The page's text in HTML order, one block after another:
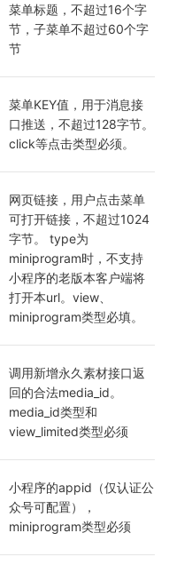
菜单标题，不超过16个字
节，子菜单不超过60个字
节
菜单KEY值，用于消息接
口推送，不超过128字节。
click等点击类型必须。
网页链接，用户点击菜单
可打开链接，不超过1024
字节。 type为
miniprogram时，不支持
小程序的老版本客户端将
打开本url。view、
miniprogram类型必填。
调用新增永久素材接口返
回的合法media_id。
media_id类型和
view_limited类型必须
小程序的appid（仅认证公
众号可配置），
miniprogram类型必须